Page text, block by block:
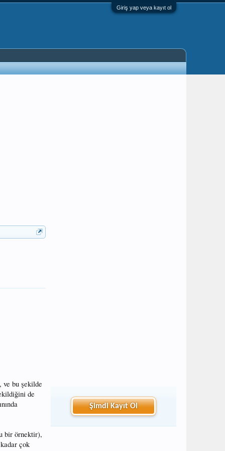
Giriş yap veya kayıt ol
ve bu şekilde
de
bir örnektir),
çok
Şimdi Kayıt Ol